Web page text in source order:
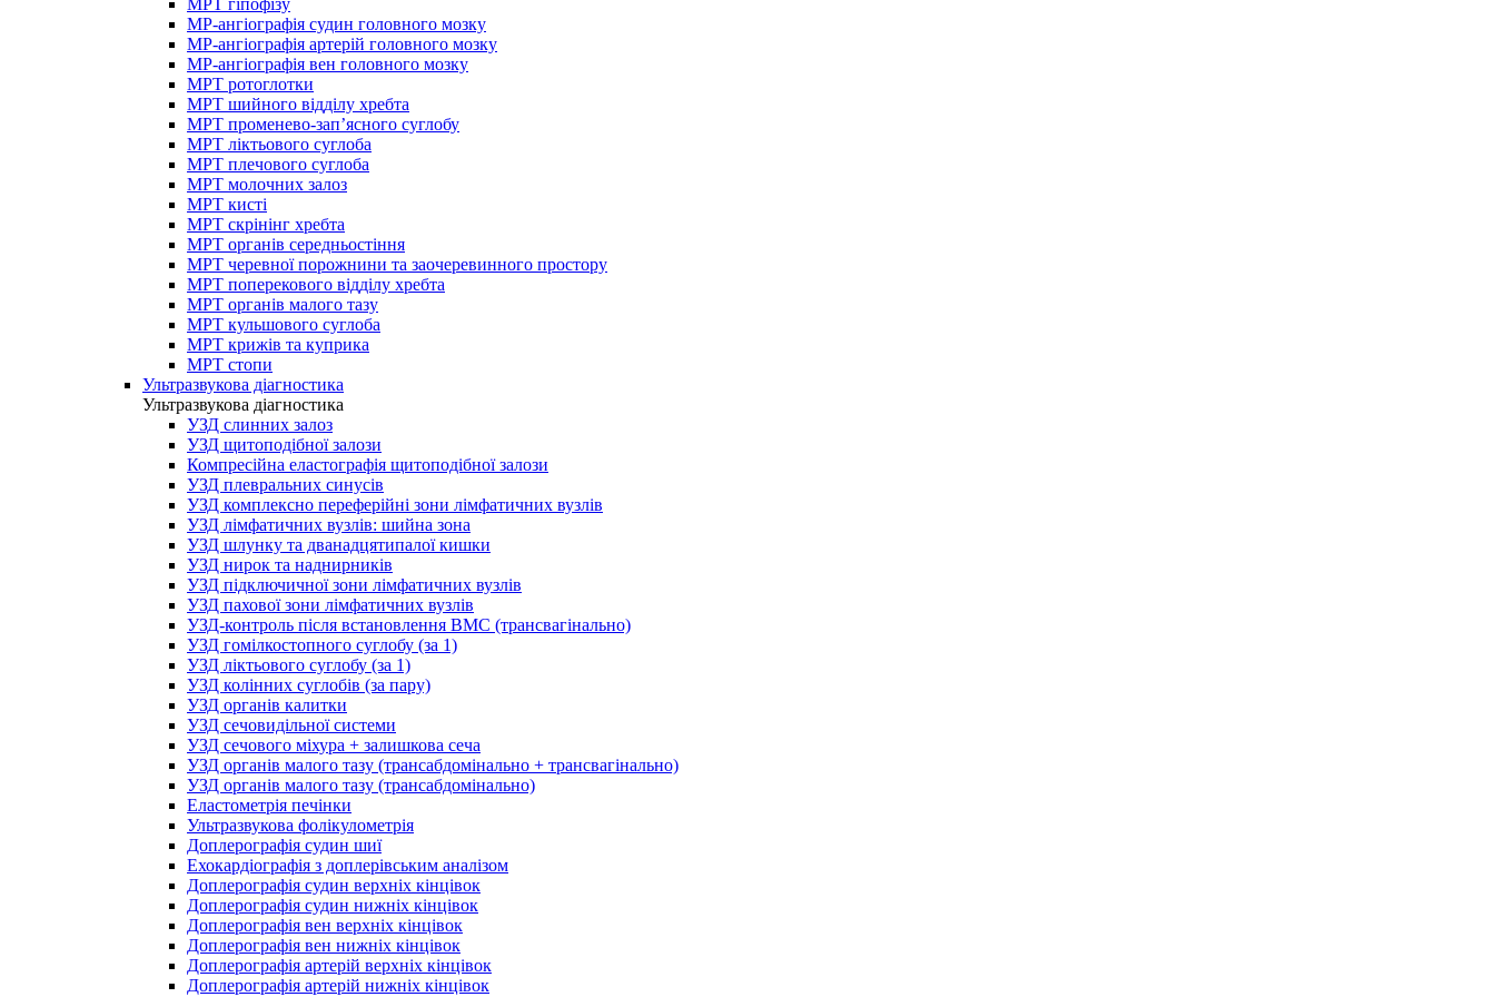
МРТ гіпофізу
МР-ангіографія судин головного мозку
МР-ангіографія артерій головного мозку
МР-ангіографія вен головного мозку
МРТ ротоглотки
МРТ шийного відділу хребта
МРТ променево-зап’ясного суглобу
МРТ ліктьового суглоба
МРТ плечового суглоба
МРТ молочних залоз
МРТ кисті
МРТ скрінінг хребта
МРТ органів середньостіння
МРТ черевної порожнини та заочеревинного простору
МРТ поперекового відділу хребта
МРТ органів малого тазу
МРТ кульшового суглоба
МРТ крижів та куприка
МРТ стопи
Ультразвукова діагностика
Ультразвукова діагностика
УЗД слинних залоз
УЗД щитоподібної залози
Компресійна еластографія щитоподібної залози
УЗД плевральних синусів
УЗД комплексно переферійні зони лімфатичних вузлів
УЗД лімфатичних вузлів: шийна зона
УЗД шлунку та дванадцятипалої кишки
УЗД нирок та наднирників
УЗД підключичної зони лімфатичних вузлів
УЗД пахової зони лімфатичних вузлів
УЗД-контроль після встановлення ВМС (трансвагінально)
УЗД гомілкостопного суглобу (за 1)
УЗД ліктьового суглобу (за 1)
УЗД колінних суглобів (за пару)
УЗД органів калитки
УЗД сечовидільної системи
УЗД сечового міхура + залишкова сеча
УЗД органів малого тазу (трансабдомінально + трансвагінально)
УЗД органів малого тазу (трансабдомінально)
Еластометрія печінки
Ультразвукова фолікулометрія
Доплерографія судин шиї
Ехокардіографія з доплерівським аналізом
Доплерографія судин верхніх кінцівок
Доплерографія судин нижніх кінцівок
Доплерографія вен верхніх кінцівок
Доплерографія вен нижніх кінцівок
Доплерографія артерій верхніх кінцівок
Доплерографія артерій нижніх кінцівок